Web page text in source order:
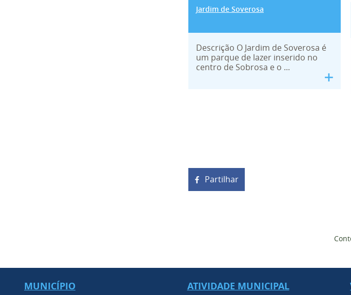
Jardim de Soverosa
Descrição O Jardim de Soverosa é
um parque de lazer inserido no
centro de Sobrosa e o ...
Partilhar
MUNICÍPIO ATIVIDADE MUNICIPAL